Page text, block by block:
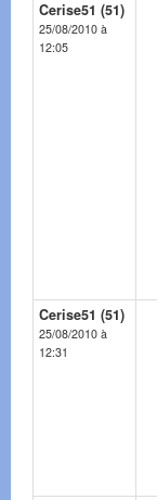
Cerise51 (51)
25/08/2010 à
12:05
Cerise51 (51)
25/08/2010 à
12:31